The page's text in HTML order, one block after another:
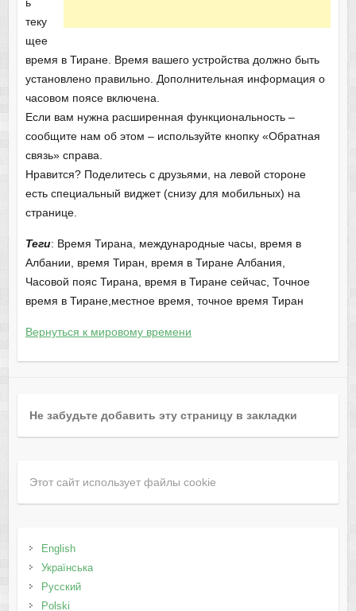
теку
щее
время в Тиране. Время вашего устройства должно быть
установлено правильно. Дополнительная информация о
часовом поясе включена.
Если вам нужна расширенная функциональность –
сообщите нам об этом – используйте кнопку «Обратная
связь» справа.
Нравится? Поделитесь с друзьями, на левой стороне
есть специальный виджет (снизу для мобильных) на
странице.
Теги: Время Тирана, международные часы, время в
Албании, время Тиран, время в Тиране Албания,
Часовой пояс Тирана, время в Тиране сейчас, Точное
время в Тиране,местное время, точное время Тиран
Вернуться к мировому времени
Не забудьте добавить эту страницу в закладки
Этот сайт использует файлы cookie
English
Українська
Русский
Polski